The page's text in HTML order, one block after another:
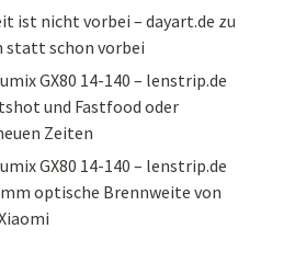
ist nicht vorbei – dayart.de zu
statt schon vorbei
GX80 14-140 – lenstrip.de
und Fastfood oder
Zeiten
GX80 14-140 – lenstrip.de
optische Brennweite von